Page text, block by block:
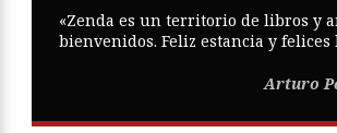
«Zenda es un territorio de libros y
bienvenidos. Feliz estancia y felices
Arturo